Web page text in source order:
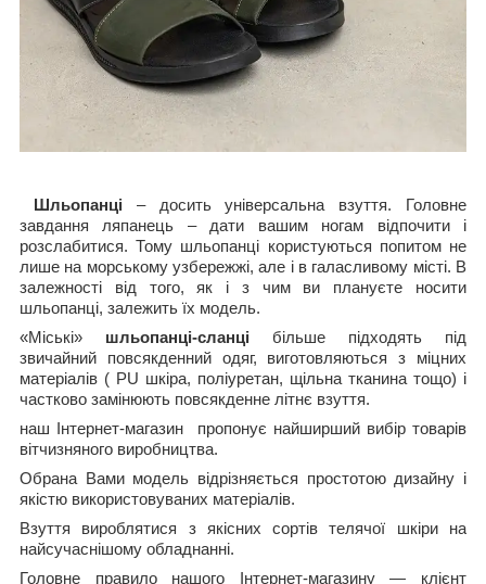
Шльопанці – досить універсальна взуття. Головне
завдання ляпанець – дати вашим ногам відпочити і
розслабитися. Тому шльопанці користуються попитом не
лише на морському узбережжі, але і в галасливому місті. В
залежності від того, як і з чим ви плануєте носити
шльопанці, залежить їх модель.
«Міські» шльопанці-сланці більше підходять під
звичайний повсякденний одяг, виготовляються з міцних
матеріалів ( PU шкіра, поліуретан, щільна тканина тощо) і
частково замінюють повсякденне літнє взуття.
наш Інтернет-магазин пропонує найширший вибір товарів
вітчизняного виробництва.
Обрана Вами модель відрізняється простотою дизайну і
якістю використовуваних матеріалів.
Взуття вироблятися з якісних сортів телячої шкіри на
найсучаснішому обладнанні.
Головне правило нашого Інтернет-магазину ― клієнт